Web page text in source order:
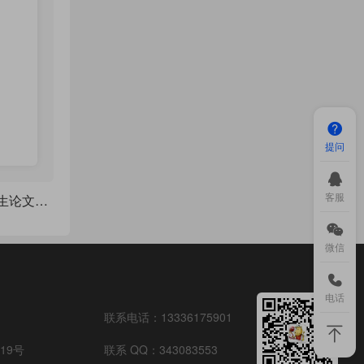
西南林业大学 - 研究生论文模板（2026）
号
联系电话： 13336175901
联系 QQ： 343083553
提问
客服
微信
电话